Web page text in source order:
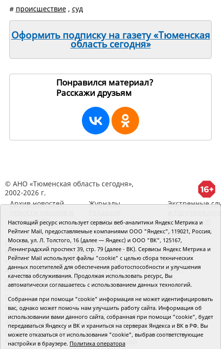
# происшествие, суд
Оформить подписку на газету «Тюменская
область сегодня»
Понравился материал?
Расскажи друзьям
© АНО «Тюменская область сегодня»,
2002-2026 г.
Архив новостей
районов ТО
Журналы
RSS поток
Экстренные
Сведения об
организации
Главный редактор Рябков А.В.
Редакция: 625002, Тюмень, Осипенко, 81,
телефон (3452)49-00-18, e-mail: tumentoday@obl72.ru
Адрес для писем: 625000, Россия, Тюмень, Почтамт,
а/я 371. Для пресс-релизов: tumentoday@obl72.ru.
Отдел писем: тел. (3452) 39-90-59. Отдел рекламы:
тел. (3452) 39-90-51. Регистрация СМИ: Сетевое
издание «Интернет-газета «Тюменская область
сегодня», свидетельство о регистрации СМИ Эл №
ФС77-64918 от 24.02.2016 выдано Федеральной
службой по надзору в сфере связи, информационных
технологий и массовых коммуникаций
Настоящий ресурс использует сервисы веб-аналитики Яндекс Метрика и
Рейтинг Mail, предоставляемые компаниями ООО "Яндекс", 119021, Россия,
Москва, ул. Л. Толстого, 16 (далее — Яндекс) и ООО "ВК", 125167,
Ленинградский проспект 39, стр. 79 (далее - ВК). Сервисы Яндекс Метрика и
Рейтинг Mail используют файлы "cookie" с целью сбора технических
данных посетителей для обеспечения работоспособности и улучшения
качества обслуживания. Продолжая использовать ресурс, Вы
автоматически соглашаетесь с использованием данных технологий.
Собранная при помощи "cookie" информация не может идентифицировать
вас, однако может помочь нам улучшить работу сайта. Информация об
использовании вами данного сайта, собранная при помощи "cookie", будет
передаваться Яндексу и ВК и храниться на серверах Яндекса и ВК в РФ. Вы
можете отказаться от использования "cookie", выбрав соответствующие
настройки в браузере. Политика оператора